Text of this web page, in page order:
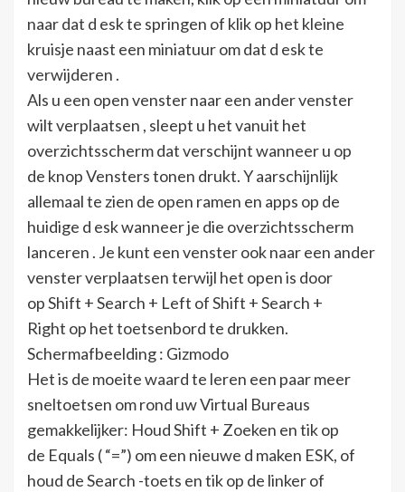
naar dat d esk te springen of klik op het kleine
kruisje naast een miniatuur om dat d esk te
verwijderen .
Als u een open venster naar een ander venster
wilt verplaatsen , sleept u het vanuit het
overzichtsscherm dat verschijnt wanneer u op
de knop Vensters tonen drukt. Y aarschijnlijk
allemaal te zien de open ramen en apps op de
huidige d esk wanneer je die overzichtsscherm
lanceren . Je kunt een venster ook naar een ander
venster verplaatsen terwijl het open is door
op Shift + Search + Left of Shift + Search +
Right op het toetsenbord te drukken.
Schermafbeelding : Gizmodo
Het is de moeite waard te leren een paar meer
sneltoetsen om rond uw Virtual Bureaus
gemakkelijker: Houd Shift + Zoeken en tik op
de Equals ( “=”) om een nieuwe d maken ESK, of
houd de Search -toets en tik op de linker of